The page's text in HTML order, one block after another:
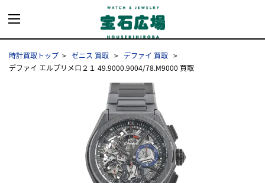
時計買取トップ ゼニス 買取
デファイ 買取
デファイ エルプリメロ２１ 49.9000.9004/78.M9000 買取